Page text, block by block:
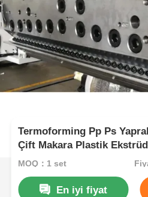
Termoforming Pp Ps
Çift Makara Plastik
MOQ：1 set
En iyi fiyat